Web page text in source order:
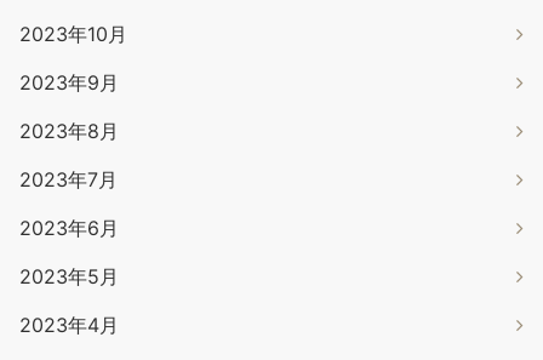
2023年10月
2023年9月
2023年8月
2023年7月
2023年6月
2023年5月
2023年4月